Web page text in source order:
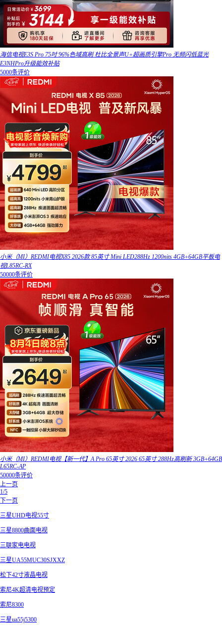
海信电视E3S Pro 75吋 96%色域高刷 杜比全景声U+超画质引擎Pro 无频闪低蓝光
E3NHPro升级能效补贴
5000条评价
小米（MI）REDMI电视X85 2026款 85英寸 Mini LED288Hz 1200nits 4GB+64GB平板电
视L85RC-RX
50000条评价
小米（MI）REDMI电视【新一代】A Pro 65英寸 2026 65英寸 288Hz高刷新 3GB+64GB
L65RC-AP
50000条评价
上一页
1/5
下一页
三星UHD电视55寸
三星8800曲面电视
三联家电电视
三星UA55MUC30SJXXZ
松下42寸液晶电视
索尼4K超清电视预定
索尼8300
三星ua55j5300